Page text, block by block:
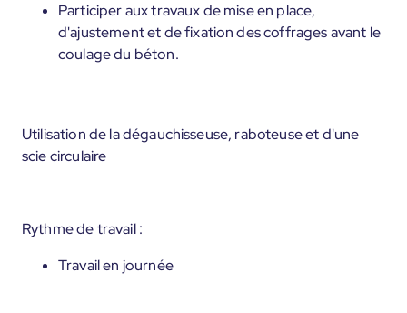
Participer aux travaux de mise en place,
d'ajustement et de fixation des coffrages avant le
coulage du béton.
Utilisation de la dégauchisseuse, raboteuse et d'une
scie circulaire
Rythme de travail :
Travail en journée